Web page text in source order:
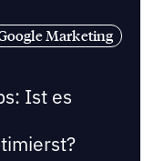
Marketing
Ist es